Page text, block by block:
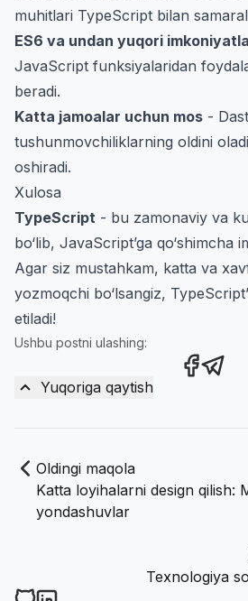
muhitlari TypeScript bilan
ES6 va undan yuqori
JavaScript funksiyalaridan
beradi.
Katta jamoalar uchun mos -
tushunmovchiliklarning oldini
oshiradi.
Xulosa
TypeScript - bu zamonaviy va
bo‘lib, JavaScript’ga qo‘shimcha
Agar siz mustahkam, katta va
yozmoqchi bo‘lsangiz,
etiladi!
Ushbu postni ulashing:
Share
Yuqoriga qaytish
Oldingi maqola
Katta loyihalarni design qilish:
yondashuvlar
Texnologiya